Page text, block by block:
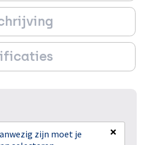
zijn moet je
×